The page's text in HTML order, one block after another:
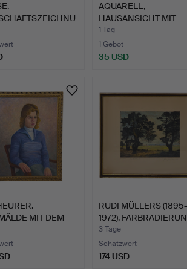
HOLZ…
AQUARELL,
HAUSANSICHT MIT
SINNSPRUCH, DATI…
1 Tag
1 Gebot
35 USD
MIT DEM
EIN…
RUDI MÜLLERS
1972),
„…
3 Tage
Schätzwert
174 USD